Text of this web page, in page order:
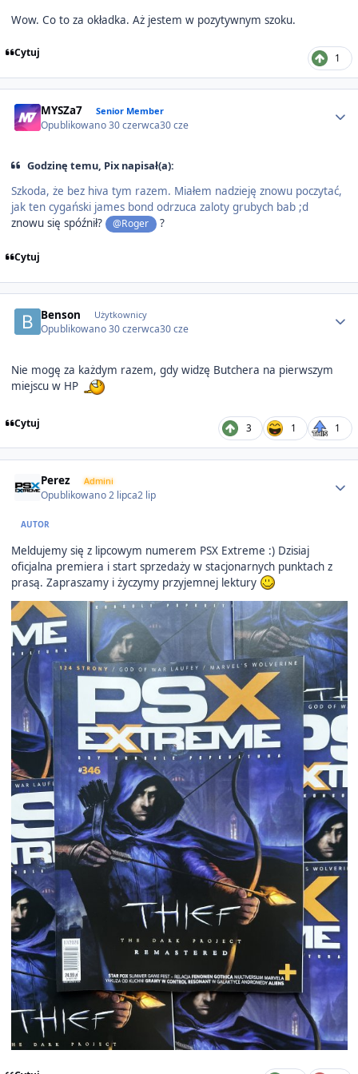
Wow. Co to za okładka. Aż jestem w pozytywnym szoku.
Cytuj 1
MYSZa7 Senior Member
Opublikowano30 czerwca30 cze
Godzinę temu, Pix napisał(a):
Szkoda, że bez hiva tym razem. Miałem nadzieję znowu poczytać,
jak ten cygański james bond odrzuca zaloty grubych bab ;d
znowu się spóźnił?
@Roger ?
Cytuj
Benson Użytkownicy
Opublikowano30 czerwca30 cze
Nie mogę za każdym razem, gdy widzę Butchera na pierwszym
miejscu w HP
Cytuj 3 1 1
Perez Admini
Opublikowano2 lipca2 lip
AUTOR
Meldujemy się z lipcowym numerem PSX Extreme :) Dzisiaj
oficjalna premiera i start sprzedaży w stacjonarnych punktach z
prasą. Zapraszamy i życzymy przyjemnej lektury